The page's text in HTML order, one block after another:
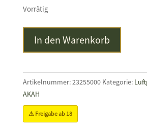
Vorrätig
EVO
Schwarz
Menge
In den Warenkorb
Artikelnummer:23255000 Kategorie:
AKAH
⚠ Freigabe ab 18